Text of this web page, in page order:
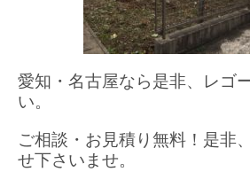
愛知・名古屋なら是非、レゴ
い。
ご相談・お見積り無料！是非
せ下さいませ。